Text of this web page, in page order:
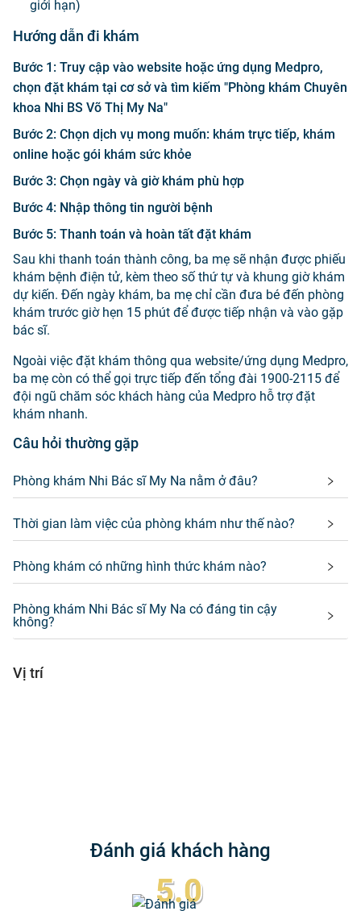
giới hạn)
Hướng dẫn đi khám
Bước 1 : Truy cập vào website hoặc ứng dụng Medpro,
chọn đặt khám tại cơ sở và tìm kiếm "Phòng khám Chuyên
khoa Nhi BS Võ Thị My Na"
Bước 2: Chọn dịch vụ mong muốn: khám trực tiếp, khám
online hoặc gói khám sức khỏe
Bước 3: Chọn ngày và giờ khám phù hợp
Bước 4: Nhập thông tin người bệnh
Bước 5: Thanh toán và hoàn tất đặt khám
Sau khi thanh toán thành công, ba mẹ sẽ nhận được phiếu
khám bệnh điện tử, kèm theo số thứ tự và khung giờ khám
dự kiến. Đến ngày khám, ba mẹ chỉ cần đưa bé đến phòng
khám trước giờ hẹn 15 phút để được tiếp nhận và vào gặp
bác sĩ.
Ngoài việc đặt khám thông qua website/ứng dụng Medpro,
ba mẹ còn có thể gọi trực tiếp đến tổng đài 1900-2115 để
đội ngũ chăm sóc khách hàng của Medpro hỗ trợ đặt
khám nhanh.
Câu hỏi thường gặp
Phòng khám Nhi Bác sĩ My Na nằm ở đâu?
Thời gian làm việc của phòng khám như thế nào?
Phòng khám có những hình thức khám nào?
Phòng khám Nhi Bác sĩ My Na có đáng tin cậy
không?
Vị trí
Đánh giá khách hàng
5.0